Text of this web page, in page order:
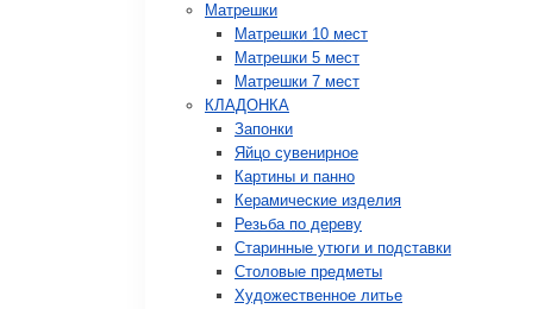
Матрешки
Матрешки 10 мест
Матрешки 5 мест
Матрешки 7 мест
КЛАДОНКА
Запонки
Яйцо сувенирное
Картины и панно
Керамические изделия
Резьба по дереву
Старинные утюги и подставки
Столовые предметы
Художественное литье